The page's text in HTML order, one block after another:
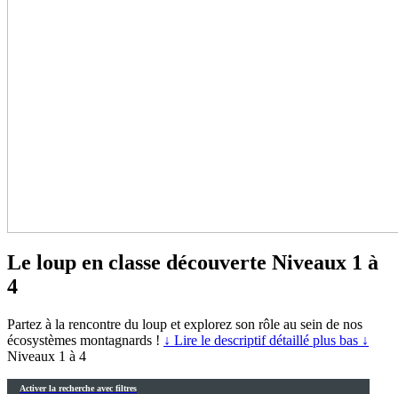
Le loup en classe découverte Niveaux 1 à
4
Partez à la rencontre du loup et explorez son rôle au sein de nos
écosystèmes montagnards ! ↓ Lire le descriptif détaillé plus bas ↓
Niveaux 1 à 4
Activer la recherche avec filtres